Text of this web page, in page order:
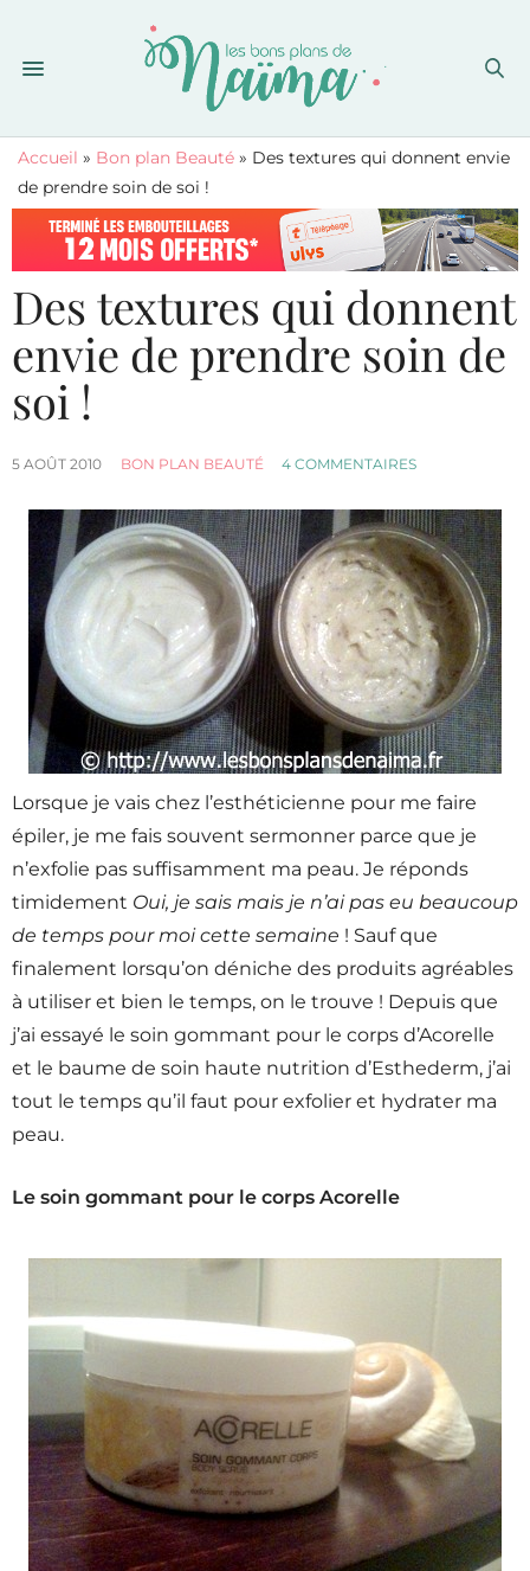
Accueil » Bon plan Beauté » Des textures qui donnent envie
de prendre soin de soi !
Des textures qui donnent
envie de prendre soin de
soi !
5 AOÛT 2010 BON PLAN BEAUTÉ 4 COMMENTAIRES
Lorsque je vais chez l’esthéticienne pour me faire
épiler, je me fais souvent sermonner parce que je
n’exfolie pas suffisamment ma peau. Je réponds
timidement Oui, je sais mais je n’ai pas eu beaucoup
de temps pour moi cette semaine ! Sauf que
finalement lorsqu’on déniche des produits agréables
à utiliser et bien le temps, on le trouve ! Depuis que
j’ai essayé le soin gommant pour le corps d’Acorelle
et le baume de soin haute nutrition d’Esthederm, j’ai
tout le temps qu’il faut pour exfolier et hydrater ma
peau.
Le soin gommant pour le corps Acorelle